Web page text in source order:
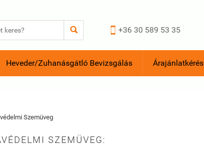
  +36 30 589 53 35
Heveder/Zuhanásgátló Bevizsgálás Árajánlatkérés
Szemüveg
SZEMÜVEG: